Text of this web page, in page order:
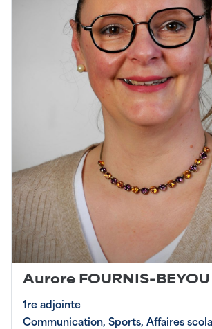
Aurore FOURNIS-BEYOU
1re adjointe
Communication, Sports, Affaires